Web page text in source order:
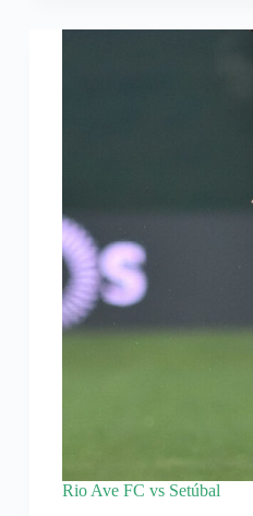
Rio Ave FC vs Setúbal